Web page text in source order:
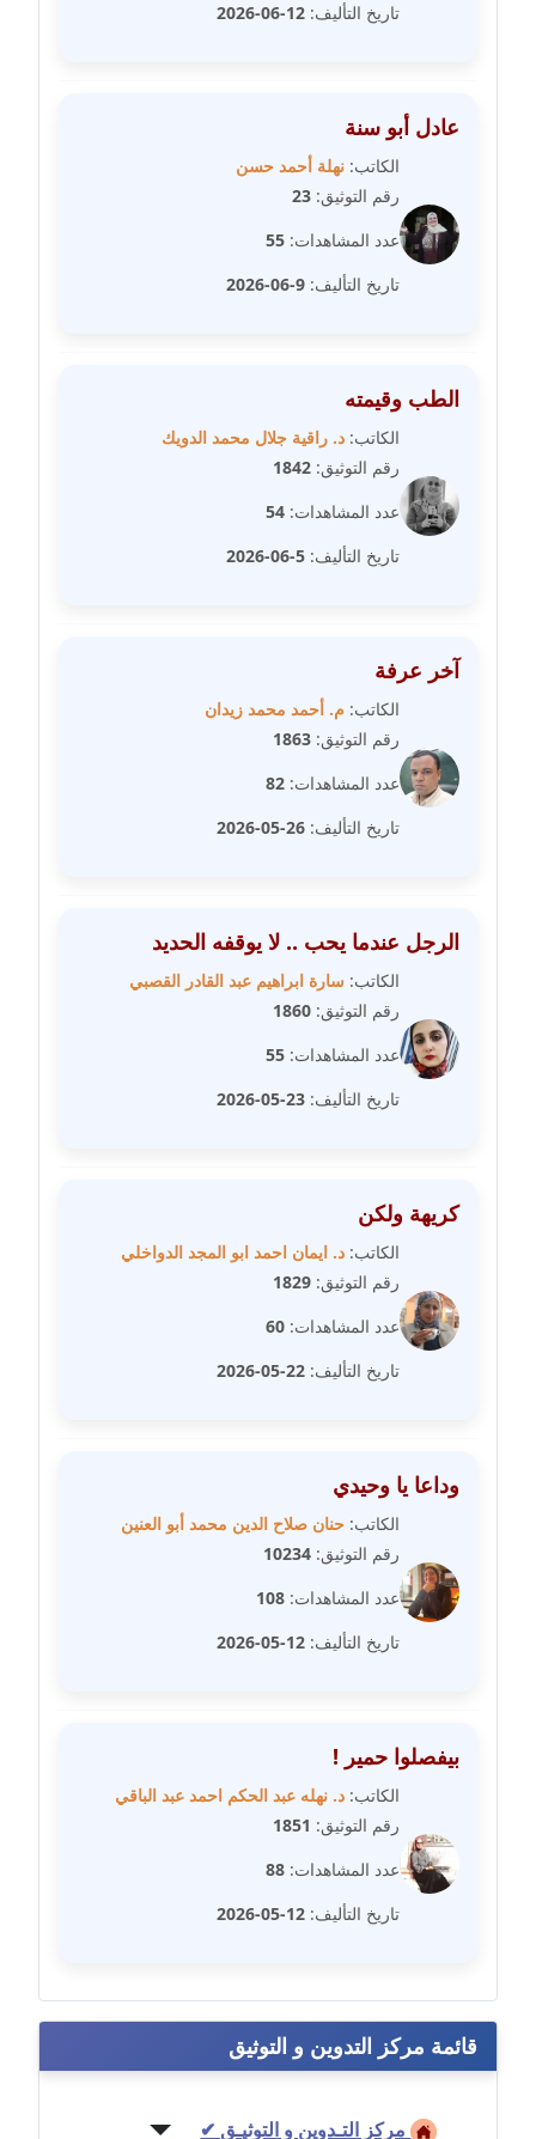
مدونة عزة الأمير
عاملة
مدونة عزة بركة
مدونة عفاف حسين
عاملة
مدونة علا ابو السعادات
عاملة
مدونة علاء سرحان
عاملة
عاملة
مدونة عماد مصباح
عاملة
مدونة عمرو عاطف
عاملة
مدونة غادة زهران
مدونة غادة سيد
عاملة
مدونة غازي جابر
عاملة
مدونة فاطمة البسريني
مدونة فاطمة الزهراء بناني
موقوف
مدونة فاطمة حجازي
عاملة
مدونة فيرا زولوتاريفا
عاملة
مدونة كريمان سالم
مدونة كنوز صلاح
مدونة كيندا فائز
عاملة
عاملة
قائمة مركز التدوين و التوثيق
مركز التـدوين و التوثيـق ✔
تاريخ التأليف: 12-06-2026
عادل أبو سنة
الكاتب: نهلة أحمد حسن
رقم التوثيق: 23
عدد المشاهدات: 55
تاريخ التأليف: 9-06-2026
الطب وقيمته
الكاتب: د. راقية جلال محمد الدويك
رقم التوثيق: 1842
عدد المشاهدات: 54
تاريخ التأليف: 5-06-2026
آخر عرفة
الكاتب: م. أحمد محمد زيدان
رقم التوثيق: 1863
عدد المشاهدات: 82
تاريخ التأليف: 26-05-2026
الرجل عندما يحب .. لا يوقفه الحديد
الكاتب: سارة ابراهيم عبد القادر القصبي
رقم التوثيق: 1860
عدد المشاهدات: 55
تاريخ التأليف: 23-05-2026
كريهة ولكن
الكاتب: د. ايمان احمد ابو المجد الدواخلي
رقم التوثيق: 1829
عدد المشاهدات: 60
تاريخ التأليف: 22-05-2026
وداعا يا وحيدي
الكاتب: حنان صلاح الدين محمد أبو العنين
رقم التوثيق: 10234
عدد المشاهدات: 108
تاريخ التأليف: 12-05-2026
بيفصلوا حمير !
الكاتب: د. نهله عبد الحكم احمد عبد الباقي
رقم التوثيق: 1851
عدد المشاهدات: 88
تاريخ التأليف: 12-05-2026